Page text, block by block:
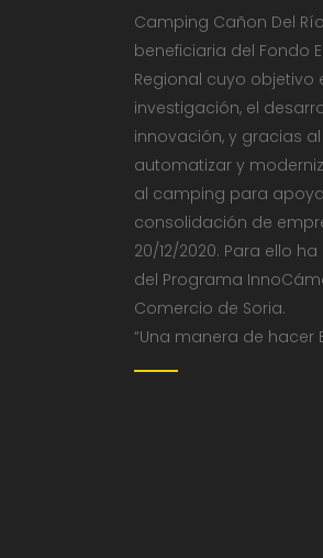
Camping Cañon Del
beneficiaria del Fondo
Regional cuyo objetivo
investigación, el
innovación, y gracias
automatizar y
al camping para
consolidación de
20/12/2020. Para ello
del Programa
Comercio de Soria.
“Una manera de hacer